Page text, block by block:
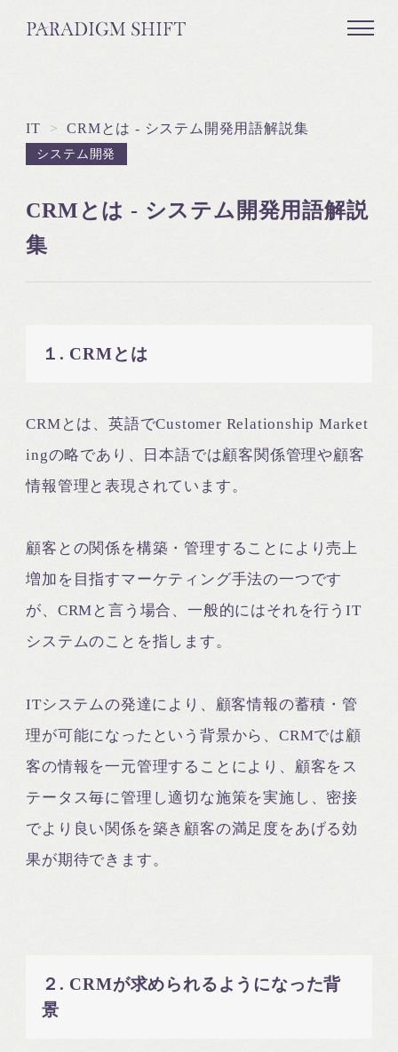
IT > CRMとは - システム開発用語解説集
システム開発
CRMとは - システム開発用語解説
集
１. CRMとは
CRMとは、英語でCustomer Relationship Market
ingの略であり、日本語では顧客関係管理や顧客
情報管理と表現されています。
顧客との関係を構築・管理することにより売上
増加を目指すマーケティング手法の一つです
が、CRMと言う場合、一般的にはそれを行うIT
システムのことを指します。
ITシステムの発達により、顧客情報の蓄積・管
理が可能になったという背景から、CRMでは顧
客の情報を一元管理することにより、顧客をス
テータス毎に管理し適切な施策を実施し、密接
でより良い関係を築き顧客の満足度をあげる効
果が期待できます。
２. CRMが求められるようになった背
景